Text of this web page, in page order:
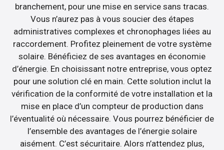
branchement, pour une mise en service sans tracas.
Vous n’aurez pas à vous soucier des étapes
administratives complexes et chronophages liées au
raccordement. Profitez pleinement de votre système
solaire. Bénéficiez de ses avantages en économie
d’énergie. En choisissant notre entreprise, vous optez
pour une solution clé en main. Cette solution inclut la
vérification de la conformité de votre installation et la
mise en place d’un compteur de production dans
l’éventualité où nécessaire. Vous pourrez bénéficier de
l’ensemble des avantages de l’énergie solaire
aisément. C’est sécuritaire. Alors n’attendez plus,